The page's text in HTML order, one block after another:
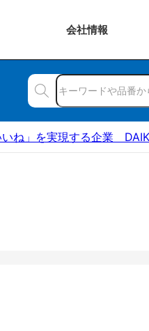
会社情報
いね」を実現する企業